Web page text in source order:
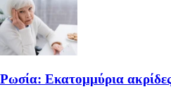
Ρωσία: Εκατομμύρια